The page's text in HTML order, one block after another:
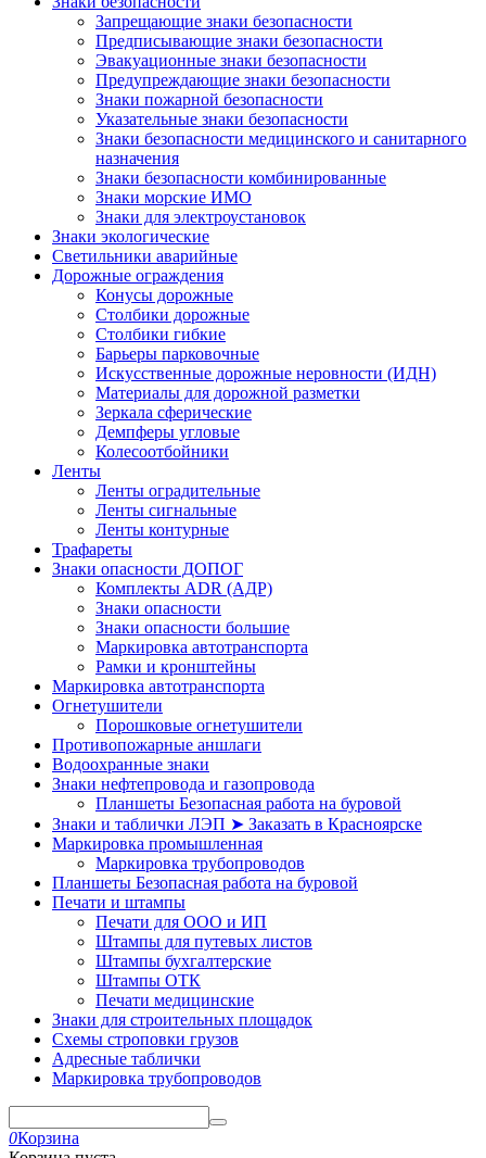
Запрещающие знаки безопасности
Предписывающие знаки безопасности
Эвакуационные знаки безопасности
Предупреждающие знаки безопасности
Знаки пожарной безопасности
Указательные знаки безопасности
Знаки безопасности медицинского и санитарного
назначения
Знаки безопасности комбинированные
Знаки морские ИМО
Знаки для электроустановок
Знаки экологические
Светильники аварийные
Дорожные ограждения
Конусы дорожные
Столбики дорожные
Столбики гибкие
Барьеры парковочные
Искусственные дорожные неровности (ИДН)
Материалы для дорожной разметки
Зеркала сферические
Демпферы угловые
Колесоотбойники
Ленты
Ленты оградительные
Ленты сигнальные
Ленты контурные
Трафареты
Знаки опасности ДОПОГ
Комплекты ADR (АДР)
Знаки опасности
Знаки опасности большие
Маркировка автотранспорта
Рамки и кронштейны
Маркировка автотранспорта
Огнетушители
Порошковые огнетушители
Противопожарные аншлаги
Водоохранные знаки
Знаки нефтепровода и газопровода
Планшеты Безопасная работа на буровой
Знаки и таблички ЛЭП ➤ Заказать в Красноярске
Маркировка промышленная
Маркировка трубопроводов
Планшеты Безопасная работа на буровой
Печати и штампы
Печати для ООО и ИП
Штампы для путевых листов
Штампы бухгалтерские
Штампы ОТК
Печати медицинские
Знаки для строительных площадок
Схемы строповки грузов
Адресные таблички
Маркировка трубопроводов
0Корзина